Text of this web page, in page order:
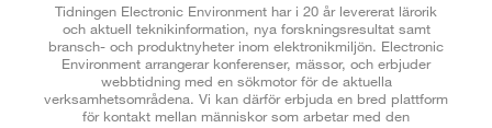
Tidningen Electronic Environment har i 20 år levererat lärorik
och aktuell teknikinformation, nya forskningsresultat samt
bransch- och produktnyheter inom elektronikmiljön. Electronic
Environment arrangerar konferenser, mässor, och erbjuder
webbtidning med en sökmotor för de aktuella
verksamhetsområdena. Vi kan därför erbjuda en bred plattform
för kontakt mellan människor som arbetar med den